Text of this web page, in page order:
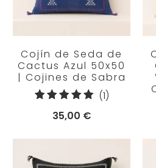
Cojín de Seda de
Cactus Azul 50x50
| Cojines de Sabra
(1)1
35,00 €